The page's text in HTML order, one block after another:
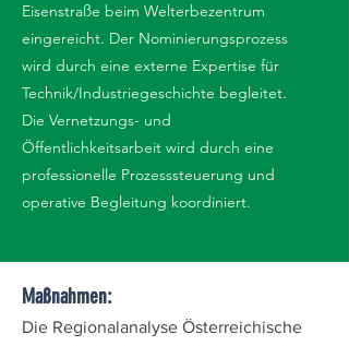
Eisenstraße beim Welterbezentrum
eingereicht. Der Nominierungsprozess
wird durch eine externe Expertise für
Technik/Industriegeschichte begleitet.
Die Vernetzungs- und
Öffentlichkeitsarbeit wird durch eine
professionelle Prozesssteuerung und
operative Begleitung koordiniert.
Maßnahmen:
Die Regionalanalyse Österreichische